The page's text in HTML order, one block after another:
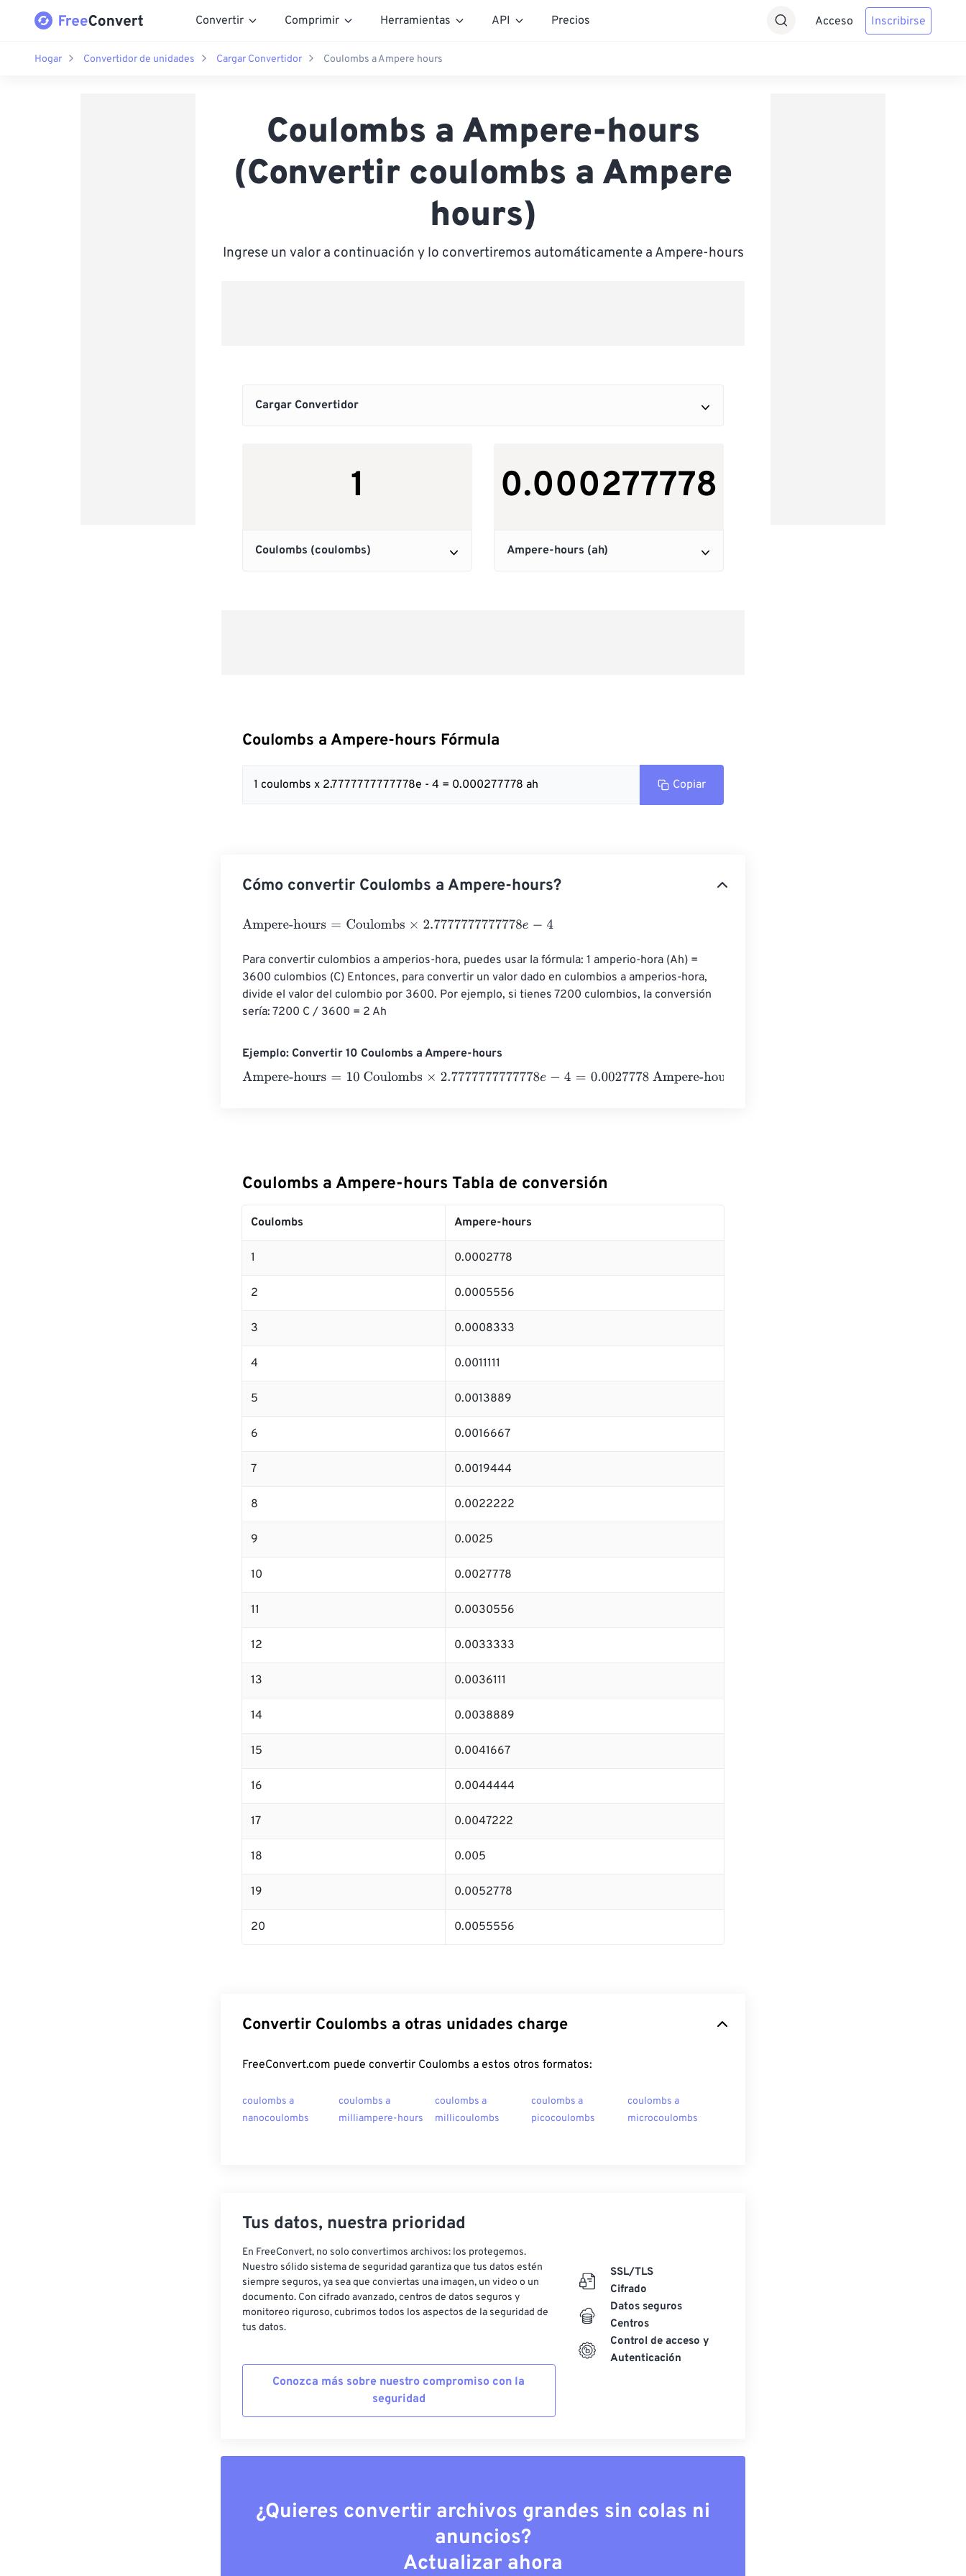
Convertir Comprimir Herramientas API Precios Acceso Inscribirse
Hogar Convertidor de unidades Cargar Convertidor Coulombs a Ampere hours
Coulombs a Ampere-hours
(Convertir coulombs a Ampere
hours)
Ingrese un valor a continuación y lo convertiremos automáticamente a Ampere-hours
Coulombs a Ampere-hours Fórmula
1 coulombs x 2.7777777777778e - 4 = 0.000277778 ah Copiar
Cómo convertir Coulombs a Ampere-hours?
Ampere-hours=Coulombs×2.7777777777778e-4
Para convertir culombios a amperios-hora, puedes usar la fórmula: 1 amperio-hora (Ah) =
3600 culombios (C) Entonces, para convertir un valor dado en culombios a amperios-hora,
divide el valor del culombio por 3600. Por ejemplo, si tienes 7200 culombios, la conversión
sería: 7200 C / 3600 = 2 Ah
Ejemplo: Convertir 10 Coulombs a Ampere-hours
Ampere-hours=10 Coulombs×2.7777777777778e-4=0.0027778 Ampere-hours
Coulombs a Ampere-hours Tabla de conversión
Coulombs Ampere-hours
1 0.0002778
2 0.0005556
3 0.0008333
4 0.0011111
5 0.0013889
6 0.0016667
7 0.0019444
8 0.0022222
9 0.0025
10 0.0027778
11 0.0030556
12 0.0033333
13 0.0036111
14 0.0038889
15 0.0041667
16 0.0044444
17 0.0047222
18 0.005
19 0.0052778
20 0.0055556
Convertir Coulombs a otras unidades charge
FreeConvert.com puede convertir Coulombs a estos otros formatos:
coulombs a
nanocoulombs
coulombs a
milliampere-hours
coulombs a
millicoulombs
coulombs a
picocoulombs
coulombs a
microcoulombs
Tus datos, nuestra prioridad
En FreeConvert, no solo convertimos archivos: los protegemos.
Nuestro sólido sistema de seguridad garantiza que tus datos estén
siempre seguros, ya sea que conviertas una imagen, un video o un
documento. Con cifrado avanzado, centros de datos seguros y
monitoreo riguroso, cubrimos todos los aspectos de la seguridad de
tus datos.
Conozca más sobre nuestro compromiso con la
seguridad
SSL/TLS
Cifrado
Datos seguros
Centros
Control de acceso y
Autenticación
¿Quieres convertir archivos grandes sin colas ni
anuncios?
Actualizar ahora